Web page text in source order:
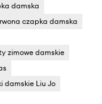
damska
czapka damska
zimowe damskie
damskie Liu Jo